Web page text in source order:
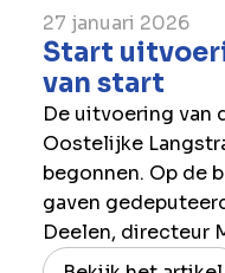
27 januari 2026
Start
van start
De uitvoering van
Oostelijke
begonnen. Op de
gaven
Deelen, directeur